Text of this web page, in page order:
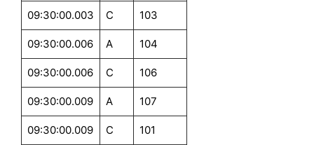
streamOpt=table(100:0,
filter1=dict(STRING,ANY)
filter1['timeRange']=09:30:00.000:09:30:00.005
filter2=dict(STRING,ANY)
filter2 = dict(STRING,ANY)
filter2['handler']=st2
filter2['timeRange']=09:30:00.002:09:30:00.005
// 设置第三个过滤条件，将 trades 表中 sym 列对应元素为 A
filter3 = dict(STRING,ANY)
filter3['condition']=`C`A
09:30:00.003 C 103
09:30:00.006 A 104
09:30:00.006 C 106
09:30:00.009 A 107
09:30:00.009 C 101